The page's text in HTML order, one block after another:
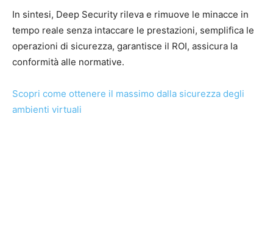
In sintesi, Deep Security rileva e rimuove le minacce in
tempo reale senza intaccare le prestazioni, semplifica le
operazioni di sicurezza, garantisce il ROI, assicura la
conformità alle normative.
Scopri come ottenere il massimo dalla sicurezza degli
ambienti virtuali